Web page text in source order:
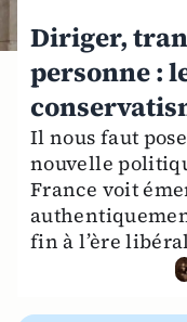
Diriger,
personne :
Il nous faut
nouvelle
France voit
fin à l’ère